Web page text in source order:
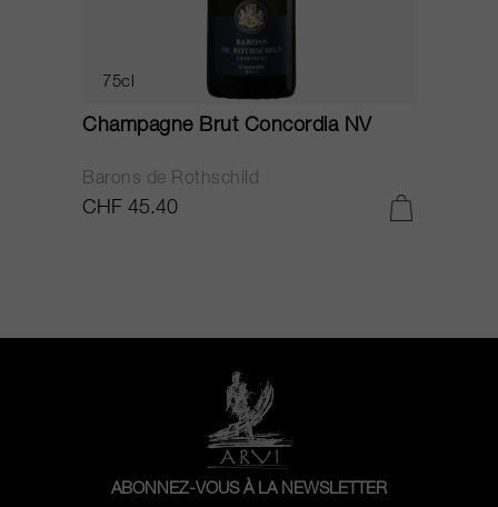
75cl
Champagne Brut Concordia NV
Barons de Rothschild
CHF 45.40
ABONNEZ-VOUS À LA NEWSLETTER